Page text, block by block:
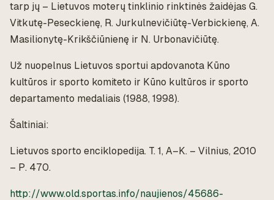
tarp jų – Lietuvos moterų tinklinio rinktinės žaidėjas G.
Vitkutę-Peseckienę, R. Jurkulnevičiūtę-Verbickienę, A.
Masilionytę-Krikščiūnienę ir N. Urbonavičiūtę.
Už nuopelnus Lietuvos sportui apdovanota Kūno
kultūros ir sporto komiteto ir Kūno kultūros ir sporto
departamento medaliais (1988, 1998).
Šaltiniai:
Lietuvos sporto enciklopedija. T. 1, A–K. – Vilnius, 2010
– P. 470.
http://www.old.sportas.info/naujienos/45686-